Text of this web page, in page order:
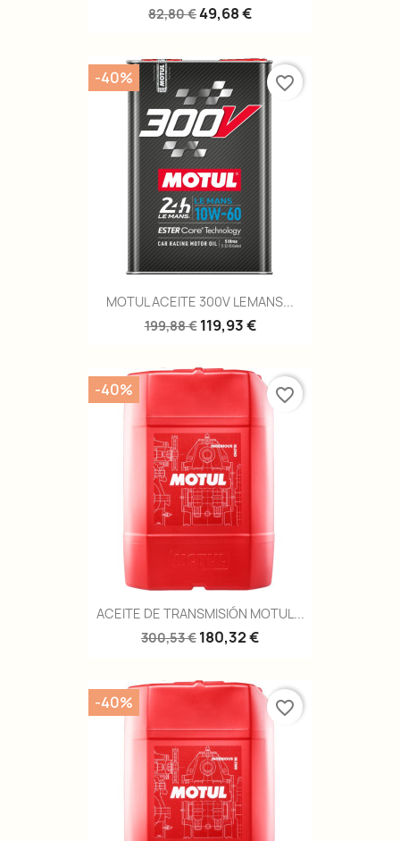
82,80 €49,68 €
MOTUL ACEITE 300V LEMANS...
199,88 € 119,93 €
-40% favorite_border
ACEITE DE TRANSMISIÓN MOTUL...
300,53 € 180,32 €
-40% favorite_border
-40% favorite_border